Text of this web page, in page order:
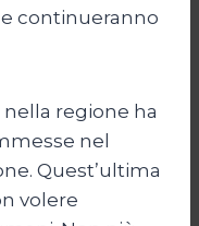
continueranno
regione ha
nel
Quest’ultima
volere